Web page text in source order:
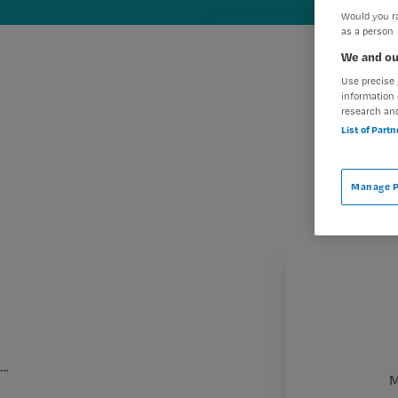
…
Would you
as a person
We and
Use
information
research
List of
Manage